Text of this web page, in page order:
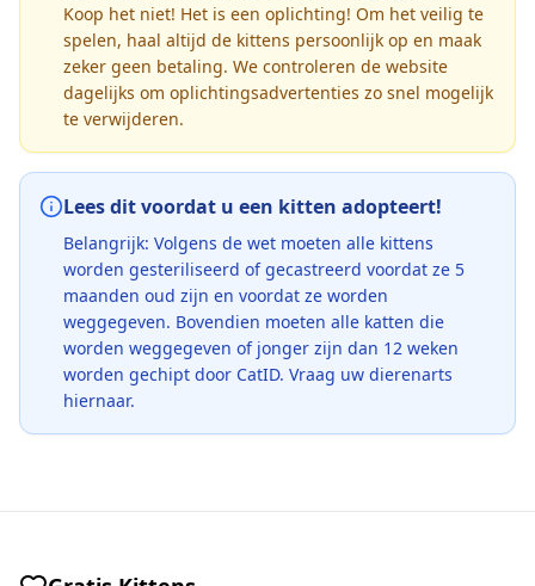
Koop het niet! Het is een oplichting! Om het veilig te
spelen, haal altijd de kittens persoonlijk op en maak
zeker geen betaling. We controleren de website
dagelijks om oplichtingsadvertenties zo snel mogelijk
te verwijderen.
Lees dit voordat u een kitten adopteert!
Belangrijk: Volgens de wet moeten alle kittens
worden gesteriliseerd of gecastreerd voordat ze 5
maanden oud zijn en voordat ze worden
weggegeven. Bovendien moeten alle katten die
worden weggegeven of jonger zijn dan 12 weken
worden gechipt door CatID. Vraag uw dierenarts
hiernaar.